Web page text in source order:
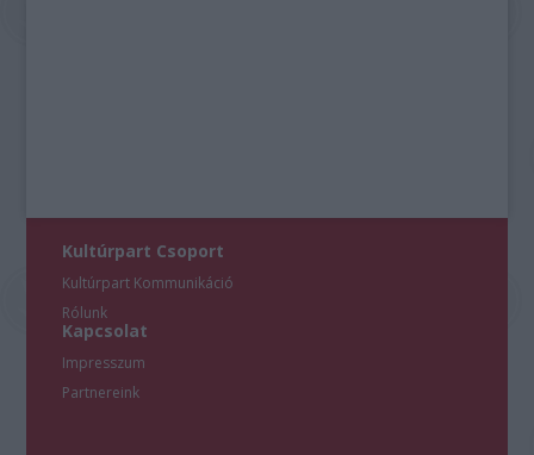
Kultúrpart Csoport
Kultúrpart Kommunikáció
Rólunk
Kapcsolat
Impresszum
Partnereink